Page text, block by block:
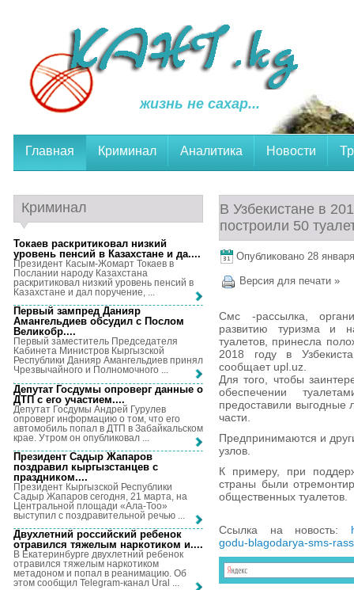
жизнь не сахар...
Главная Криминал Аналитика Новости
В Узбекистане в
построили 50
Опубликовано 28
Версия для печати »
Смс -рассылка,
развитию туризма и
туалетов, принесла
2018 году в
сообщает upl.uz.
Для того, чтобы
обеспечении
предоставили выгодные
части.
Предпринимаются и
узлов.
К примеру, при
страны были
общественных туалетов.
Ссылка на новость:
godu-blagodarya-sms-
Криминал
Токаев раскритиковал низкий
уровень пенсий в Казахстане и да....
Президент Касым-Жомарт Токаев в
Послании народу Казахстана
раскритиковал низкий уровень пенсий в
Казахстане и дал поручение, ...
Первый зампред Данияр
Амангельдиев обсудил с Послом
Великобр....
Первый заместитель Председателя
Кабинета Министров Кыргызской
Республики Данияр Амангельдиев принял
Чрезвычайного и Полномочного ...
Депутат Госдумы опроверг данные о
ДТП с его участием....
Депутат Госдумы Андрей Гурулев
опроверг информацию о том, что его
автомобиль попал в ДТП в Забайкальском
крае. Утром он опубликовал ...
Президент Садыр Жапаров
поздравил кыргызстанцев с
праздником....
Президент Кыргызской Республики
Садыр Жапаров сегодня, 21 марта, на
Центральной площади «Ала-Тоо»
выступил с поздравительной речью ...
Двухлетний российский ребенок
отравился тяжелым наркотиком и....
В Екатеринбурге двухлетний ребенок
отравился тяжелым наркотиком
метадоном и попал в реанимацию. Об
этом сообщил Telegram-канал Ural ...